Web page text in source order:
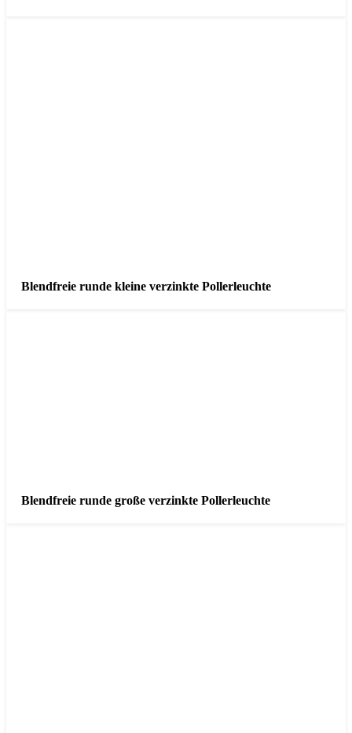
Blendfreie runde kleine verzinkte Pollerleuchte
Blendfreie runde große verzinkte Pollerleuchte